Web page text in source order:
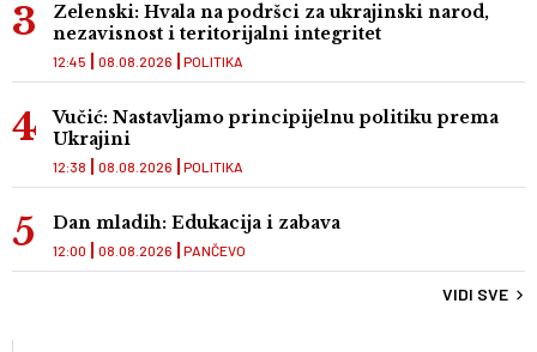
Zelenski: Hvala na podršci za ukrajinski narod,
nezavisnost i teritorijalni integritet
POLITIKA
12:45 08.08.2026
Vučić: Nastavljamo principijelnu politiku prema
Ukrajini
POLITIKA
12:38 08.08.2026
Dan mladih: Edukacija i zabava
PANČEVO
12:00 08.08.2026
VIDI SVE